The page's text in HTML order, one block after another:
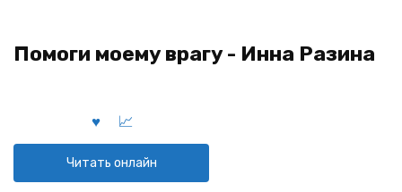
Помоги моему врагу - Инна Разина
Читать онлайн